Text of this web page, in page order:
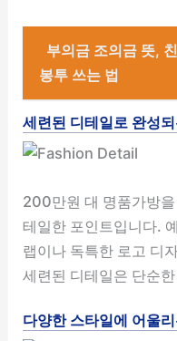
부의금 조의금 뜻,
봉투 쓰는 법
세련된 디테일로 완성
200만원 대 명품가방
테일한 포인트입니다.
랩이나 독특한 로고 디
세련된 디테일은 단순
다양한 스타일에 어울